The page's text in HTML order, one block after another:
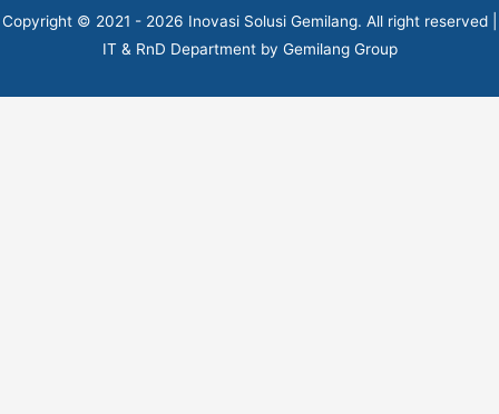
Copyright © 2021 - 2026 Inovasi Solusi Gemilang. All right reserved |
IT & RnD Department by Gemilang Group